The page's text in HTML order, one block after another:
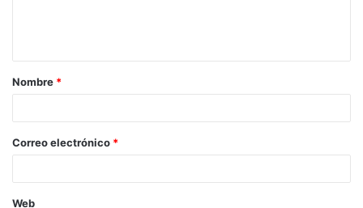
a
r
*
Nombre *
Correo electrónico *
Web